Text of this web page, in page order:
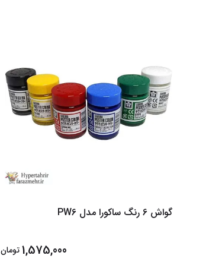
گواش 6 رنگ ساکورا مدل PW6
1,575,000 تومان